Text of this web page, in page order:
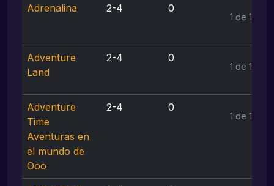
Adrenalina 2-4 0
1 de 1
Adventure
Land
2-4 0
1 de 1
Adventure
Time
Aventuras en
el mundo de
Ooo
2-4 0
1 de 1